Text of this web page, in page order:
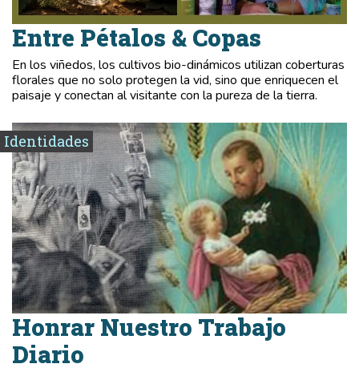
Entre Pétalos & Copas
En los viñedos, los cultivos bio-dinámicos utilizan coberturas
florales que no solo protegen la vid, sino que enriquecen el
paisaje y conectan al visitante con la pureza de la tierra.
Identidades
Honrar Nuestro Trabajo
Diario